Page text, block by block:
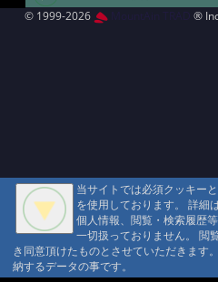
© 1999-2026 MountAin TRAD ®
当サイトでは必須クッキー
を使用しております。 詳細
個人情報、閲覧・検索履歴
一切扱っておりません。 閲
き同意頂けたものとさせていただきます
納するデータの事です。